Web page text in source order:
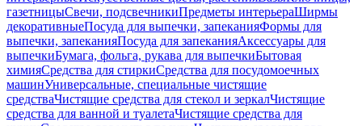
газетницыСвечи, подсвечникиПредметы интерьераШирмы
декоративныеПосуда для выпечки, запеканияФормы для
выпечки, запеканияПосуда для запеканияАксессуары для
выпечкиБумага, фольга, рукава для выпечкиБытовая
химияСредства для стиркиСредства для посудомоечных
машинУниверсальные, специальные чистящие
средстваЧистящие средства для стекол и зеркалЧистящие
средства для ванной и туалетаЧистящие средства для